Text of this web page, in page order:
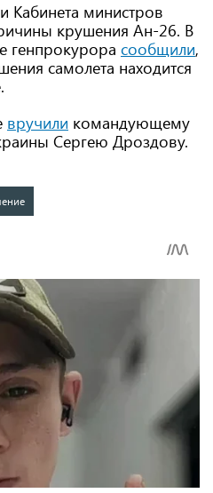
Кабинета министров
крушения Ан-26. В
генпрокурора сообщили,
самолета находится
вручили командующему
Сергею Дроздову.